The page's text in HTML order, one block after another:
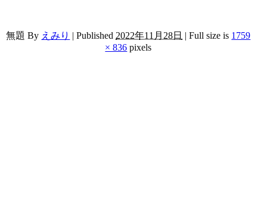
無題 By えみり | Published 2022年11月28日 | Full size is 1759
× 836 pixels